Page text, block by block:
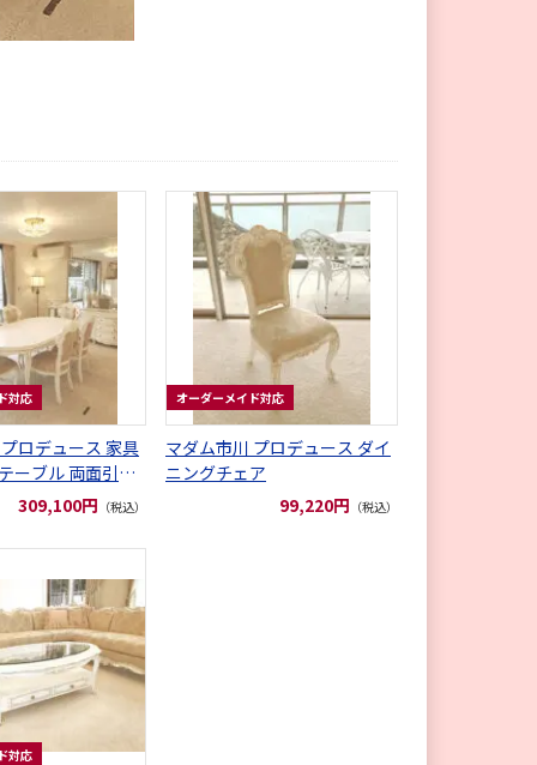
対応
ロデュース 家具
ーブル 両面引出
309,100円 （税込）
オーダーメイド対応
マダム市川 プロデュース ダイ
ニングチェア
99,220円 （税込）
対応